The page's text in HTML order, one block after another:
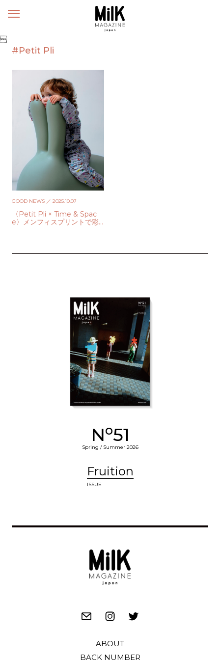
メ

#Petit Pli
GOOD NEWS ／ 2025.10.07
〈Petit Pli × Time & Spac
e〉メンフィスプリントで彩
No51
Spring / Summer 2026
Fruition
ISSUE
ABOUT
BACK NUMBER